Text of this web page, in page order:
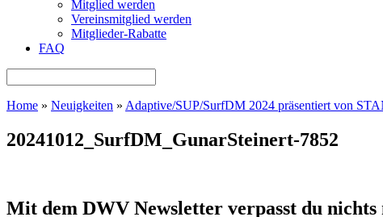
Mitglied werden
Vereinsmitglied werden
Mitglieder-Rabatte
FAQ
Home » Neuigkeiten » Adaptive/SUP/SurfDM 2024 präsentiert von
20241012_SurfDM_GunarSteinert-7852
Mit dem DWV Newsletter verpasst du nichts